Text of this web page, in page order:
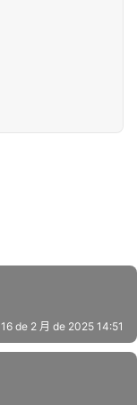
16 de 2 月 de 2025 14:51